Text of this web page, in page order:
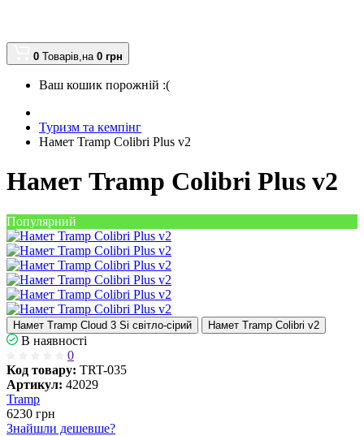
0 Товарів,на 0 грн
Ваш кошик порожній :(
Туризм та кемпінг
Намет Tramp Colibri Plus v2
Намет Tramp Colibri Plus v2
Популярний
Намет Tramp Cloud 3 Si світло-сірий Намет Tramp Colibri v2
В наявності
0
Код товару: TRT-035
Артикул: 42029
Tramp
6230 грн
Знайшли дешевше?